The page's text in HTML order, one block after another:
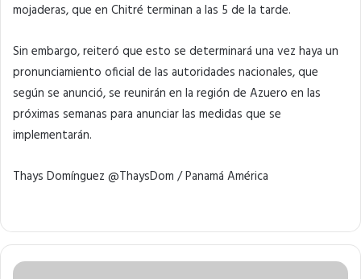
mojaderas, que en Chitré terminan a las 5 de la tarde.
Sin embargo, reiteró que esto se determinará una vez haya un
pronunciamiento oficial de las autoridades nacionales, que
según se anunció, se reunirán en la región de Azuero en las
próximas semanas para anunciar las medidas que se
implementarán.
Thays Domínguez @ThaysDom / Panamá América